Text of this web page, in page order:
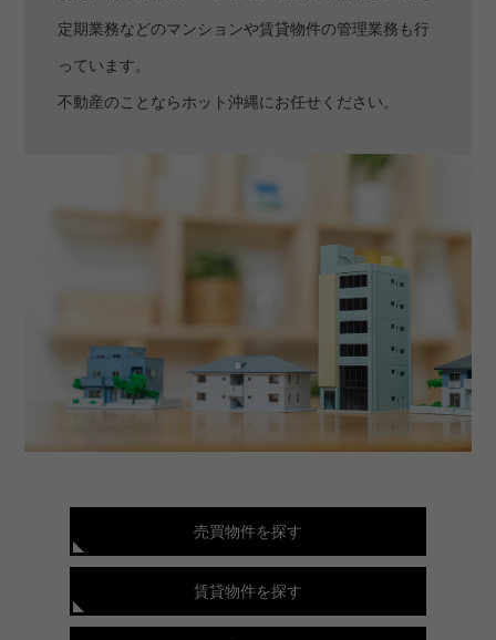
定期業務などのマンションや賃貸物件の管理業務も行
っています。
不動産のことならホット沖縄にお任せください。
売買物件を探す
賃貸物件を探す